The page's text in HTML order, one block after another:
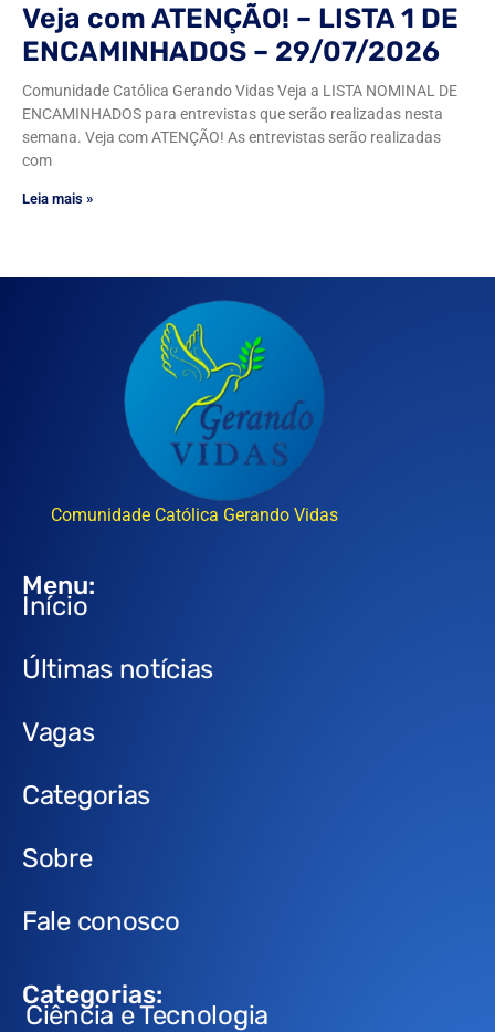
Veja com ATENÇÃO! – LISTA 1 DE
ENCAMINHADOS – 29/07/2026
Comunidade Católica Gerando Vidas Veja a LISTA NOMINAL DE
ENCAMINHADOS para entrevistas que serão realizadas nesta
semana. Veja com ATENÇÃO! As entrevistas serão realizadas
com
Leia mais »
Comunidade Católica Gerando Vidas
Menu:
Início
Últimas notícias
Vagas
Categorias
Sobre
Fale conosco
Categorias:
Ciência e Tecnologia